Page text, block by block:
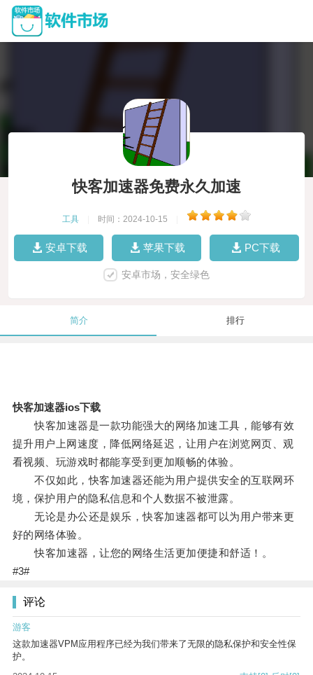
快客加速器免费永久加速
工具 时间：2024-10-15
安卓下载 苹果下载 PC下载
安卓市场，安全绿色
简介 排行
快客加速器ios下载
快客加速器是一款功能强大的网络加速工具，能够有效
提升用户上网速度，降低网络延迟，让用户在浏览网页、观
看视频、玩游戏时都能享受到更加顺畅的体验。
不仅如此，快客加速器还能为用户提供安全的互联网环
境，保护用户的隐私信息和个人数据不被泄露。
无论是办公还是娱乐，快客加速器都可以为用户带来更
好的网络体验。
快客加速器，让您的网络生活更加便捷和舒适！。
#3#
评论
游客
这款加速器VPM应用程序已经为我们带来了无限的隐私保护和安全性保
护。